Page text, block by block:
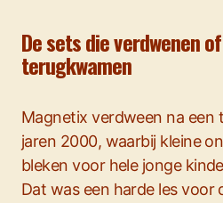
De sets die verdwenen
terugkwamen
Magnetix verdween na een
jaren 2000, waarbij kleine
bleken voor hele jonge
Dat was een harde les voor